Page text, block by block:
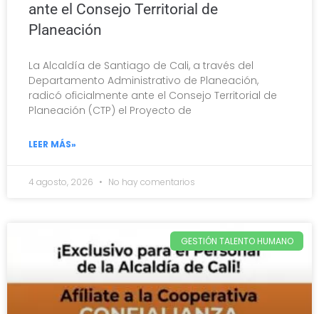
ante el Consejo Territorial de
Planeación
La Alcaldía de Santiago de Cali, a través del
Departamento Administrativo de Planeación,
radicó oficialmente ante el Consejo Territorial de
Planeación (CTP) el Proyecto de
LEER MÁS»
4 agosto, 2026 No hay comentarios
GESTIÓN TALENTO HUMANO